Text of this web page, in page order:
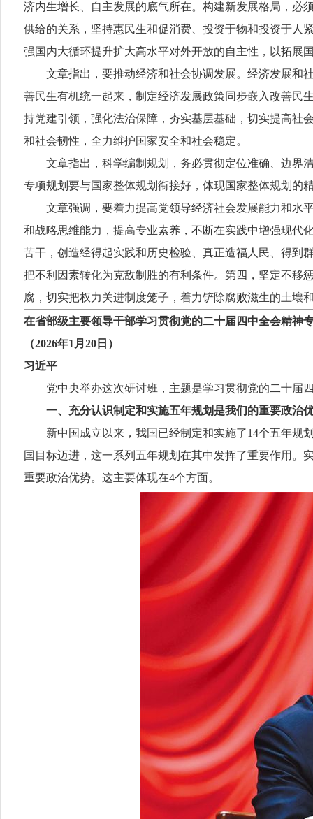
济内生增长、自主发展的底气所在。构建新发展格局，必
供给的关系，坚持惠民生和促消费、投资于物和投资于人
强国内大循环提升扩大高水平对外开放的自主性，以拓展
文章指出，要推动经济和社会协调发展。经济发展和社
善民生有机统一起来，制定经济发展政策同步嵌入改善民
持党建引领，强化法治保障，夯实基层基础，切实提高社
和社会韧性，全力维护国家安全和社会稳定。
文章指出，科学编制规划，务必贯彻定位准确、边界清
专项规划要与国家整体规划衔接好，体现国家整体规划的
文章强调，要着力提高党领导经济社会发展能力和水平
和战略思维能力，提高专业素养，不断在实践中增强现代
苦干，创造经得起实践和历史检验、真正造福人民、得到
把不利因素转化为克敌制胜的有利条件。第四，坚定不移
腐，切实把权力关进制度笼子，着力铲除腐败滋生的土壤
在省部级主要领导干部学习贯彻党的二十届四中全会精神
（2026年1月20日）
习近平
党中央举办这次研讨班，主题是学习贯彻党的二十届
一、充分认识制定和实施五年规划是我们的重要政治
新中国成立以来，我国已经制定和实施了14个五年规
国目标迈进，这一系列五年规划在其中发挥了重要作用。
重要政治优势。这主要体现在4个方面。